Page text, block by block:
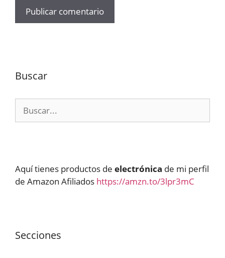
Buscar
Aquí tienes productos de electrónica de mi perfil
de Amazon Afiliados https://amzn.to/3lpr3mC
Secciones